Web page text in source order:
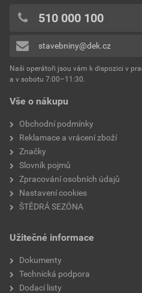
šířka
výška
délka
hmotnost
Přidávat hodnocení může
Vše o nákupu
Obchodní podmínky
Reklamace a vrácení zboží
Značky
Slovník pojmů
Zpracování osobních údajů
Nastavení cookies
ŠTĚDRÁ SEZÓNA
Užitečné informace
Dokumenty
Technická podpora
Dodací listy
510 000 100
stavebniny@dek.cz
Naši operátoři jsou vám k dispozici v
a v sobotu 7:00–11:30.